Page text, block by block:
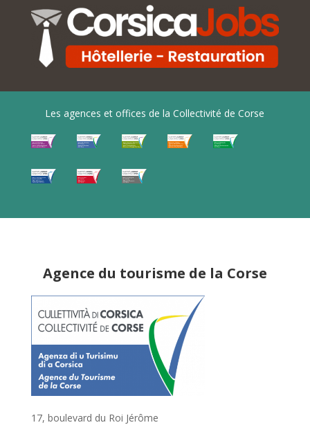
Les agences et offices de la Collectivité de Corse
Agence du tourisme de la Corse
17, boulevard du Roi Jérôme